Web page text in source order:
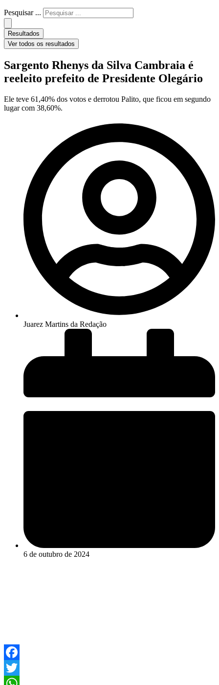
Pesquisar ...
Resultados
Ver todos os resultados
Sargento Rhenys da Silva Cambraia é
reeleito prefeito de Presidente Olegário
Ele teve 61,40% dos votos e derrotou Palito, que ficou em segundo
lugar com 38,60%.
Juarez Martins da Redação
6 de outubro de 2024
Facebook